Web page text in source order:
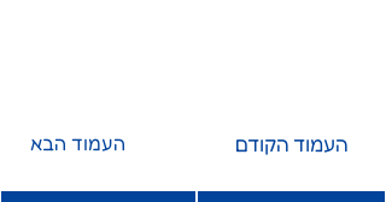
העמוד הבא העמוד הקודם